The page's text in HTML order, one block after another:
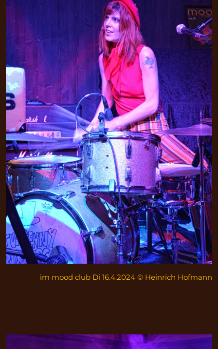
im mood club Di 16.4.2024 © Heinrich Hofmann